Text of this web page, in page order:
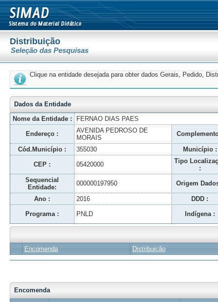
Distribuição
Seleção das Pesquisas
Clique na entidade desejada para obter dados Gerais, Pedido,
Dados da Entidade
Nome da Entidade :
FERNAO DIAS PAES
Endereço :
AVENIDA PEDROSO DE
MORAIS
Cód.Município : 355030 Município :
CEP : 05420000
Tipo
:
Sequencial
Entidade:
000000197950 Origem
Ano : 2016 DDD :
Programa : PNLD Indígena :
Encomenda Distribuição
Encomenda